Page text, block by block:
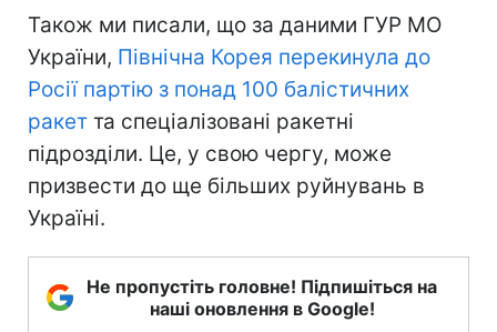
Також ми писали, що за даними ГУР МО
України, Північна Корея перекинула до
Росії партію з понад 100 балістичних
ракет та спеціалізовані ракетні
підрозділи. Це, у свою чергу, може
призвести до ще більших руйнувань в
Україні.
Не пропустіть головне! Підпишіться на
наші оновлення в Google!